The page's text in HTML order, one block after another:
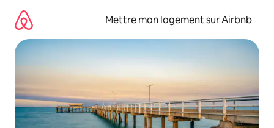
directement
contenu
Mettre mon logement sur Airbnb